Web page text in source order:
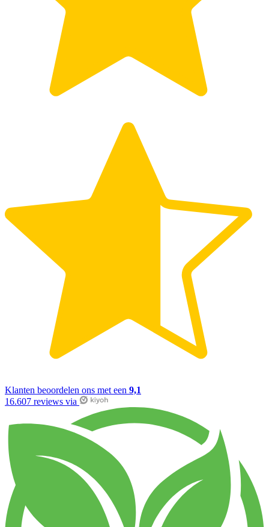
Klanten beoordelen ons met een 9,1
16.607 reviews via